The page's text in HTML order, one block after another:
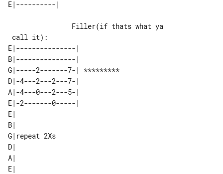
E|---------------|
B|---------------|
G|-----2-------7-| *********
D|-4---2---2---7-|
A|-4---0---2---5-|
E|-2-------0-----|
E|
B|
G|repeat 2Xs
D|
A|